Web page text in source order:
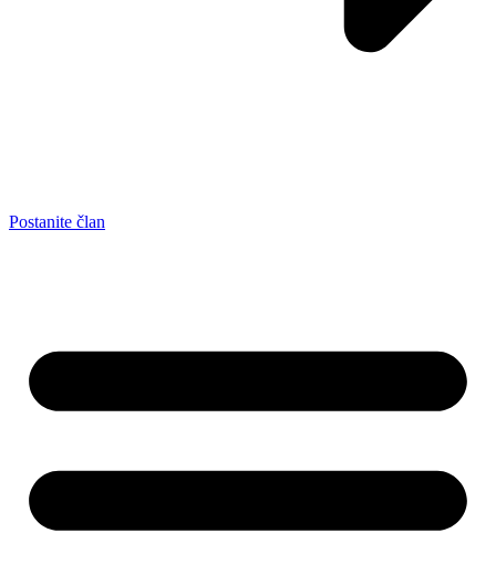
Postanite član